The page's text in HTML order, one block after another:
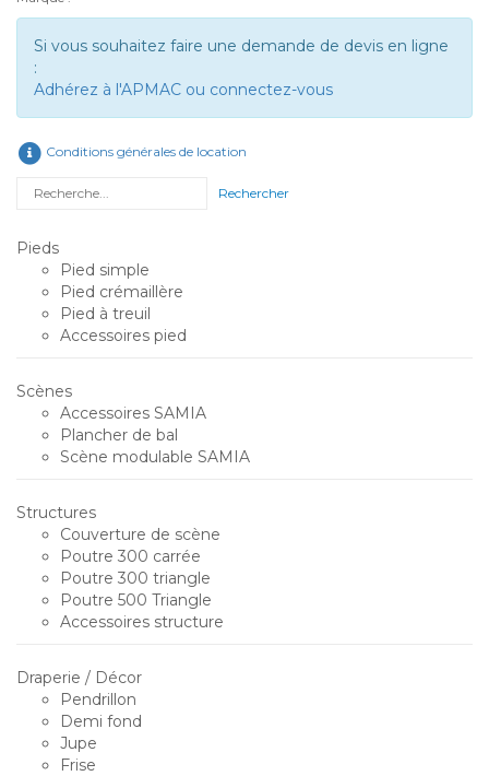
Si vous souhaitez faire une demande de devis en ligne
:
Adhérez à l'APMAC ou connectez-vous
Conditions générales de location
Rechercher
Pieds
Pied simple
Pied crémaillère
Pied à treuil
Accessoires pied
Scènes
Accessoires SAMIA
Plancher de bal
Scène modulable SAMIA
Structures
Couverture de scène
Poutre 300 carrée
Poutre 300 triangle
Poutre 500 Triangle
Accessoires structure
Draperie / Décor
Pendrillon
Demi fond
Jupe
Frise